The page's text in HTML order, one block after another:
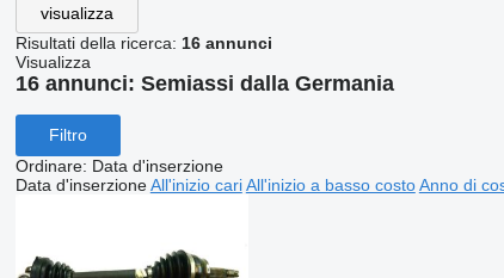
visualizza
Risultati della ricerca: 16 annunci
Visualizza
16 annunci: Semiassi dalla Germania
Filtro
Ordinare: Data d'inserzione
Data d'inserzione All'inizio cari All'inizio a basso costo Anno di